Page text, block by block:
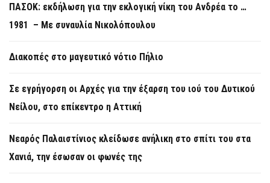
ΠΑΣΟΚ: εκδήλωση για την εκλογική νίκη του Ανδρέα το …
1981 – Με συναυλία Νικολόπουλου
Διακοπές στο μαγευτικό νότιο Πήλιο
Σε εγρήγορση οι Αρχές για την έξαρση του ιού του Δυτικού
Νείλου, στο επίκεντρο η Αττική
Νεαρός Παλαιστίνιος κλείδωσε ανήλικη στο σπίτι του στα
Χανιά, την έσωσαν οι φωνές της